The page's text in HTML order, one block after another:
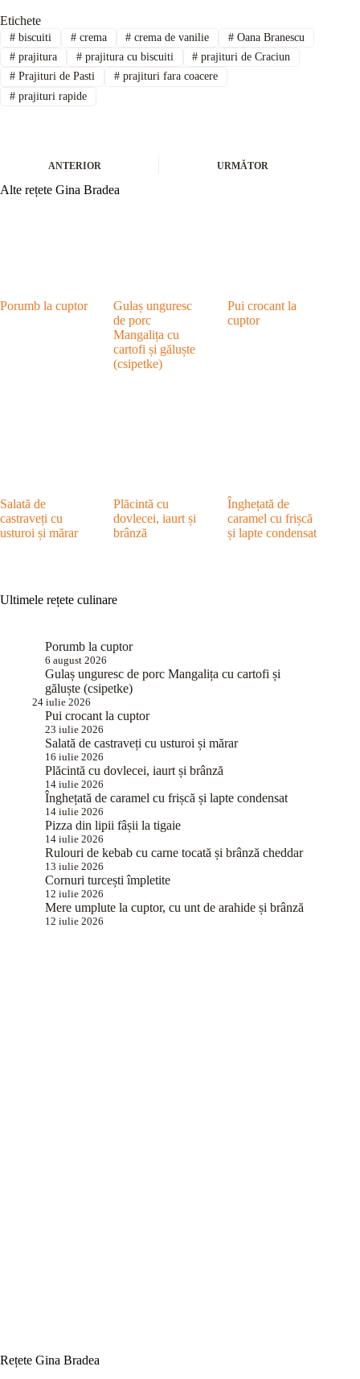
Etichete
#biscuiti #crema # crema de vanilie # Oana Branescu
#prajitura #prajitura cu biscuiti # prajituri de Craciun
#Prajituri de Pasti #prajituri fara coacere
#prajituri rapide
ANTERIOR URMĂTOR
Alte rețete Gina Bradea
Porumb la cuptor
Gulaș unguresc
de porc
Mangalița cu
cartofi și găluște
(csipetke)
Pui crocant la
cuptor
Salată de
castraveți cu
usturoi și mărar
Plăcintă cu
dovlecei, iaurt și
brânză
Înghețată de
caramel cu frișcă
și lapte condensat
Ultimele rețete culinare
Porumb la cuptor
6 august 2026
Gulaș unguresc de porc Mangalița cu cartofi și
găluște (csipetke)
24 iulie 2026
Pui crocant la cuptor
23 iulie 2026
Salată de castraveți cu usturoi și mărar
16 iulie 2026
Plăcintă cu dovlecei, iaurt și brânză
14 iulie 2026
Înghețată de caramel cu frișcă și lapte condensat
14 iulie 2026
Pizza din lipii fâșii la tigaie
14 iulie 2026
Rulouri de kebab cu carne tocată și brânză cheddar
13 iulie 2026
Cornuri turcești împletite
12 iulie 2026
Mere umplute la cuptor, cu unt de arahide și brânză
12 iulie 2026
Rețete Gina Bradea